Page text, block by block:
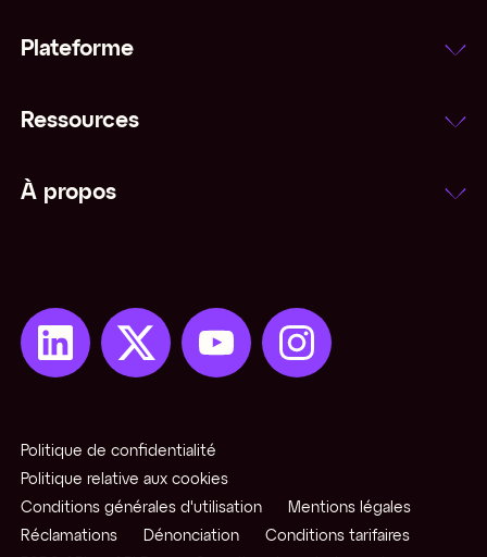
Plateforme
Ressources
À propos
Politique de confidentialité
Politique relative aux cookies
Conditions générales d'utilisation
Mentions légales
Réclamations
Dénonciation
Conditions tarifaires